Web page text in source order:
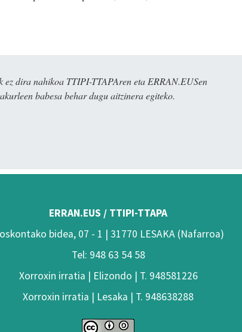
ez dira nahikoa TTIPI-TTAPAren eta ERRAN.EUSen
babesa behar dugu aitzinera egiteko.
ERRAN.EUS / TTIPI-TTAPA
bidea, 07 - 1 | 31770 LESAKA (Nafarroa)
Tel: 948 63 54 58
Xorroxin irratia | Elizondo | T. 948581226
Xorroxin irratia | Lesaka | T. 948638288